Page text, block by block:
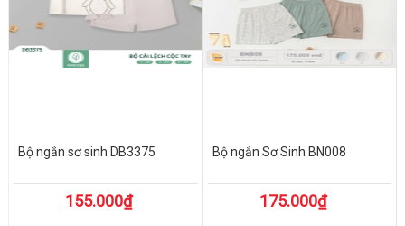
Bộ ngắn sơ sinh DB3375
155.000₫
Bộ ngắn Sơ Sinh BN008
175.000₫